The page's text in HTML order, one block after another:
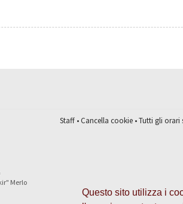
Questo sito utilizza i
Staff•Cancella cookie• Tutti gli orari
Merlo